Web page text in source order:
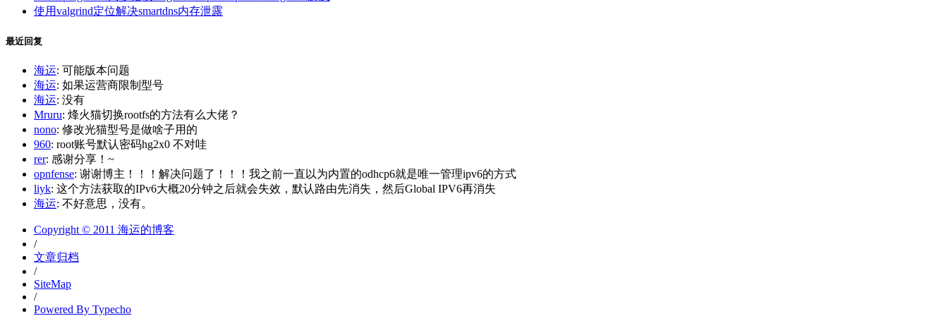
使用valgrind定位解决smartdns内存泄露
最近回复
海运: 可能版本问题
海运: 如果运营商限制型号
海运: 没有
Mruru: 烽火猫切换rootfs的方法有么大佬？
nono: 修改光猫型号是做啥子用的
960: root账号默认密码hg2x0 不对哇
rer: 感谢分享！~
opnfense: 谢谢博主！！！解决问题了！！！我之前一直以为内置的odhcp6就是唯一管理ipv6的方式
liyk: 这个方法获取的IPv6大概20分钟之后就会失效，默认路由先消失，然后Global IPV6再消失
海运: 不好意思，没有。
Copyright © 2011 海运的博客
/
文章归档
/
SiteMap
/
Powered By Typecho